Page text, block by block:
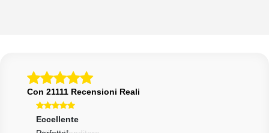
Con 21111 Recensioni Reali
Eccellente